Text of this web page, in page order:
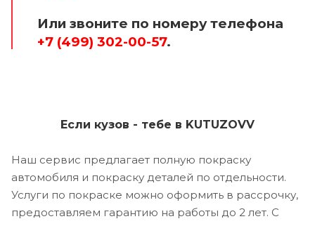
Или звоните по номеру телефона
+7 (499) 302-00-57.
Если кузов - тебе в KUTUZOVV
Наш сервис предлагает полную покраску
автомобиля и покраску деталей по отдельности.
Услуги по покраске можно оформить в рассрочку,
предоставляем гарантию на работы до 2 лет. С